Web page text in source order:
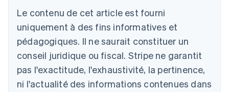
Le contenu de cet article est fourni
uniquement à des fins informatives et
pédagogiques. Il ne saurait constituer un
conseil juridique ou fiscal. Stripe ne garantit
pas l'exactitude, l'exhaustivité, la pertinence,
ni l'actualité des informations contenues dans
DeutschEnglish
Australie
English
Autriche
DeutschEnglish
Belgique
Nederlands Français DeutschEnglish
Brésil